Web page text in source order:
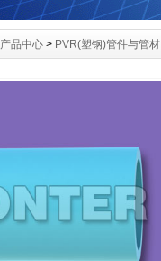
产品中心 > PVR(塑钢)管件与管材